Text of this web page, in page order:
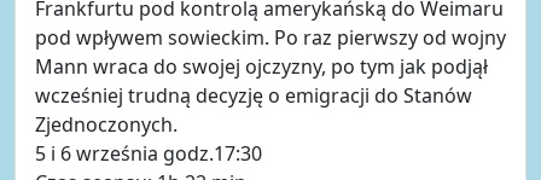
Frankfurtu pod kontrolą amerykańską do Weimaru
pod wpływem sowieckim. Po raz pierwszy od wojny
Mann wraca do swojej ojczyzny, po tym jak podjął
wcześniej trudną decyzję o emigracji do Stanów
Zjednoczonych.
5 i 6 września godz.17:30